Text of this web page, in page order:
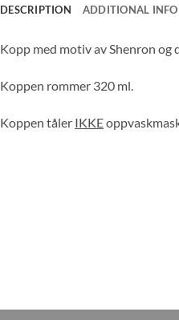
DESCRIPTION ADDITIONAL
Kopp med motiv av Shenron og
Koppen rommer 320 ml.
Koppen tåler IKKE